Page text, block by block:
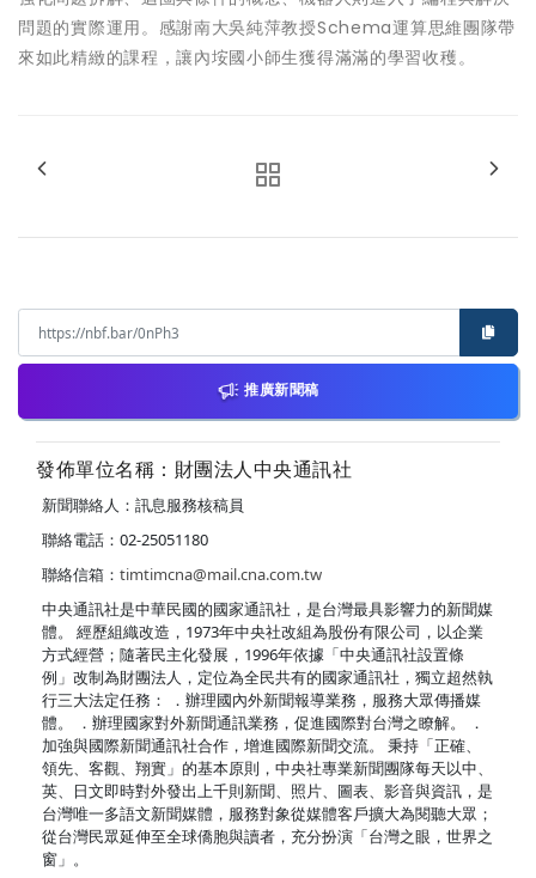
問題的實際運用。感謝南大吳純萍教授Schema運算思維團隊帶
來如此精緻的課程，讓內垵國小師生獲得滿滿的學習收穫。
推廣新聞稿
發佈單位名稱：財團法人中央通訊社
新聞聯絡人：訊息服務核稿員
聯絡電話：02-25051180
聯絡信箱： timtimcna@mail.cna.com.tw
中央通訊社是中華民國的國家通訊社，是台灣最具影響力的新聞媒
體。 經歷組織改造，1973年中央社改組為股份有限公司，以企業
方式經營；隨著民主化發展，1996年依據「中央通訊社設置條
例」改制為財團法人，定位為全民共有的國家通訊社，獨立超然執
行三大法定任務： ．辦理國內外新聞報導業務，服務大眾傳播媒
體。 ．辦理國家對外新聞通訊業務，促進國際對台灣之瞭解。 ．
加強與國際新聞通訊社合作，增進國際新聞交流。 秉持「正確、
領先、客觀、翔實」的基本原則，中央社專業新聞團隊每天以中、
英、日文即時對外發出上千則新聞、照片、圖表、影音與資訊，是
台灣唯一多語文新聞媒體，服務對象從媒體客戶擴大為閱聽大眾；
從台灣民眾延伸至全球僑胞與讀者，充分扮演「台灣之眼，世界之
窗」。